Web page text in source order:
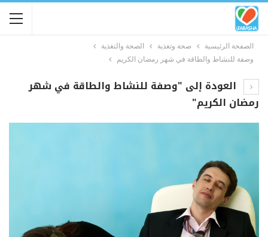
الصفحة الرئيسية صحة وتغذية
الصحة والتغذية
وصفة للنشاط والطاقة في شهر رمضان الكريم
العودة إلى "وصفة للنشاط والطاقة في شهر
رمضان الكريم"